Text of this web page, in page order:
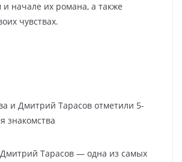
начале их романа, а также
чувствах.
и Дмитрий Тарасов отметили 5-
знакомства
Тарасов — одна из самых